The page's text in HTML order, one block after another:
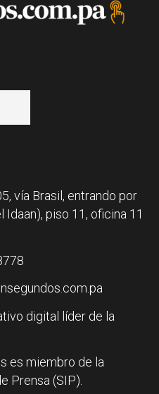
vía Brasil, entrando por
Idaan), piso 11, oficina 11
digital líder de la
es miembro de la
Prensa (SIP).